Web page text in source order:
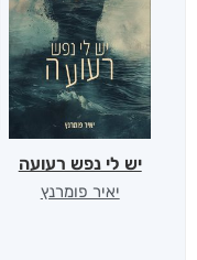
יש לי נפש רעועה
יאיר פומרנץ